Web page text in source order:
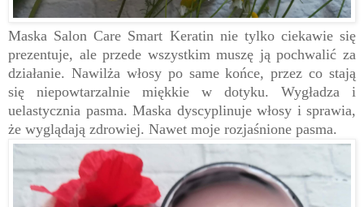
Maska Salon Care Smart Keratin nie tylko ciekawie się
prezentuje, ale przede wszystkim muszę ją pochwalić za
działanie. Nawilża włosy po same końce, przez co stają
się niepowtarzalnie miękkie w dotyku. Wygładza i
uelastycznia pasma. Maska dyscyplinuje włosy i sprawia,
że wyglądają zdrowiej. Nawet moje rozjaśnione pasma.